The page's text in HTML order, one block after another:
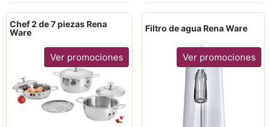
Chef 2 de 7 piezas Rena
Ware
Ver promociones
Filtro de agua Rena Ware
Ver promociones